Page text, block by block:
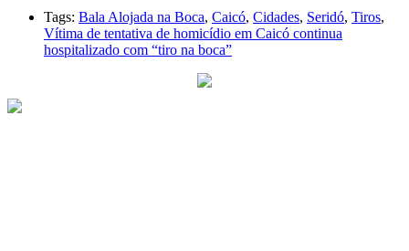
Tags: Bala Alojada na Boca, Caicó, Cidades, Seridó, Tiros,
Vítima de tentativa de homicídio em Caicó continua
hospitalizado com “tiro na boca”